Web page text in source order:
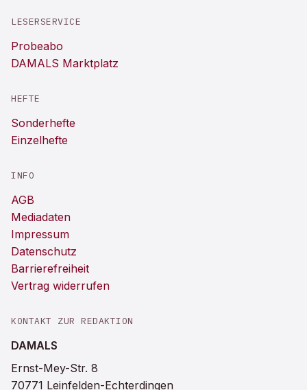
LESERSERVICE
Probeabo
DAMALS Marktplatz
HEFTE
Sonderhefte
Einzelhefte
INFO
AGB
Mediadaten
Impressum
Datenschutz
Barrierefreiheit
Vertrag widerrufen
KONTAKT ZUR REDAKTION
DAMALS
Ernst-Mey-Str. 8
70771 Leinfelden-Echterdingen